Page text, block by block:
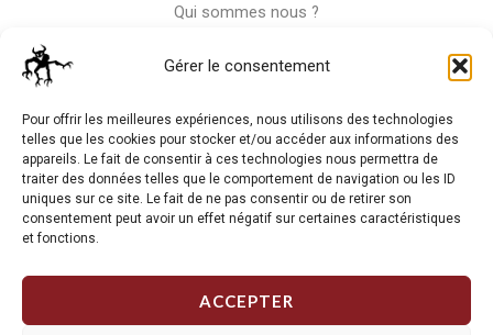
Gérer le consentement
Pour offrir les meilleures expériences, nous utilisons des technologies
telles que les cookies pour stocker et/ou accéder aux informations des
appareils. Le fait de consentir à ces technologies nous permettra de
traiter des données telles que le comportement de navigation ou les ID
uniques sur ce site. Le fait de ne pas consentir ou de retirer son
consentement peut avoir un effet négatif sur certaines caractéristiques
et fonctions.
ACCEPTER
Qui sommes nous ?
La RC n'est pas notre seule passion, venez visiter notre shop
de motos